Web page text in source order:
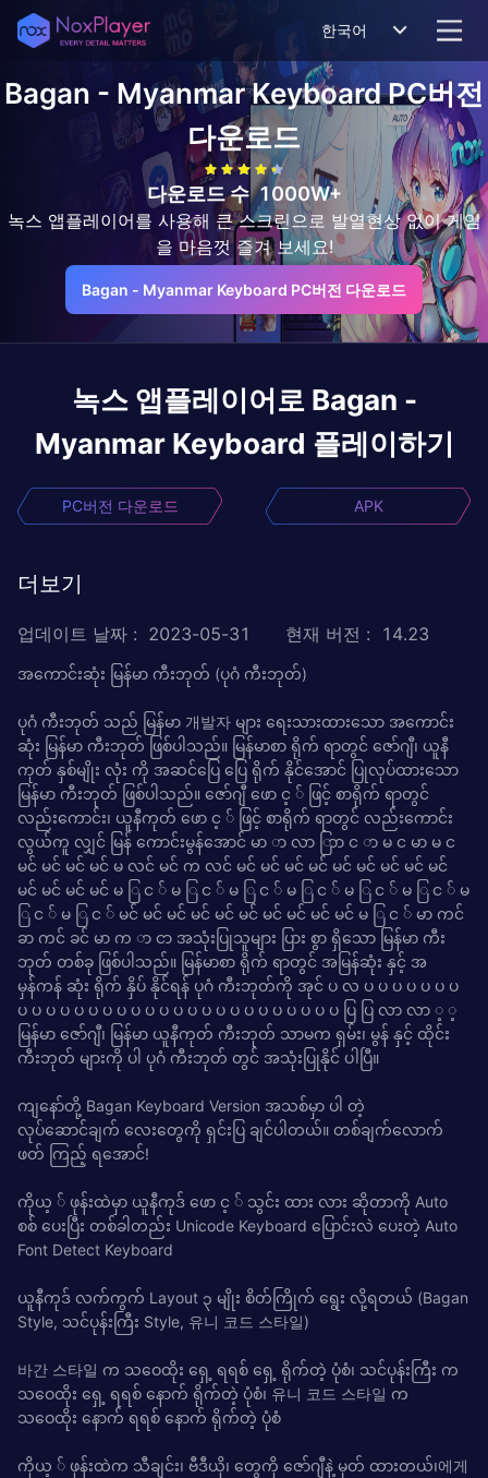
한국어
Bagan - Myanmar KeyboardPC버전
다운로드
다운로드 수 1000W+
녹스 앱플레이어를 사용해 큰 스크린으로 발열현상 없이 게임
을 마음껏 즐겨 보세요!
Bagan - Myanmar Keyboard PC버전 다운로드
녹스 앱플레이어로 Bagan -
Myanmar Keyboard 플레이하기
PC버전 다운로드 APK
더보기
업데이트 날짜 : 2023-05-31 현재 버전 : 14.23
အကောင်းဆုံး မြန်မာ ကီးဘုတ် (ပုဂံ ကီးဘုတ်)
ပုဂံ ကီးဘုတ် သည် မြန်မာ 개발자 များ ရေးသားထားသော အကောင်း
ဆုံး မြန်မာ ကီးဘုတ် ဖြစ်ပါသည်။ မြန်မာစာ ရိုက် ရာတွင် ဇော်ဂျီ၊ ယူနီ
ကုတ် နှစ်မျိုး လုံး ကို အဆင်ပြေ ပြေ ရိုက် နိုင်အောင် ပြုလုပ်ထားသော
မြန်မာ ကီးဘုတ် ဖြစ်ပါသည်။ ဇော်ဂျီ ဖော င့ ် ဖြင့် စာရိုက် ရာတွင်
လည်းကောင်း၊ ယူနီကုတ် ဖော င့ ် ဖြင့် စာရိုက် ရာတွင် လည်းကောင်း
လွယ်ကူ လျှင် မြန် ကောင်းမွန်အောင် မာ ာ လာ ြာာ င ာ မ င မာ မ င
မင် မင် မင် မင် မ လင် မင် က လင် မင် မင် မင် မင် မင် မင် မင် မင် မင်
မင် မင် မင် မင် မ ြ င ် မ ြ င ် မ ြ င ် မ ြ င ် မ ြ င ် မ ြ င ် မ
ြ င ် မ ြ င ် မင် မင် မင် မင် မင် မင် မင် မင် မင် မင် မ ြ င ် မာ ကင်
ခာ ကင် ခင် မာ က ာ ငာ အသုံးပြုသူများ ပြား စွာ ရှိသော မြန်မာ ကီး
ဘုတ် တစ်ခု ဖြစ်ပါသည်။ မြန်မာစာ ရိုက် ရာတွင် အမြန်ဆုံး နှင့် အ
မှန်ကန် ဆုံး ရိုက် နှိပ် နိုင်ရန် ပုဂံ ကီးဘုတ်ကို အုင် ပ လ ပ ပ ပ ပ ပ ပ ပ
ပ ပ ပ ပ ပ ပ ပ ပ ပ ပ ပ ပ ပ ပ ပ ပ ပ ပ ပ ပ ပ ပ ပ ပြ ပြ လာ လာ ့ ့
မြန်မာ ဇော်ဂျီ၊ မြန်မာ ယူနီကုတ် ကီးဘုတ် သာမက ရှမ်း၊ မွန် နှင့် ထိုင်း
ကီးဘုတ် များကို ပါ ပုဂံ ကီးဘုတ် တွင် အသုံးပြုနိုင် ပါပြီ။
ကျနော်တို့ Bagan Keyboard Version အသစ်မှာ ပါ တဲ့
လုပ်ဆောင်ချက် လေးတွေကို ရှင်းပြ ချင်ပါတယ်။ တစ်ချက်လောက်
ဖတ် ကြည့် ရအောင်!
ကိုယ့ ် ဖုန်းထဲမှာ ယူနီကုဒ် ဖော င့ ် သွင်း ထား လား ဆိုတာကို Auto
စစ် ပေးပြီး တစ်ခါတည်း Unicode Keyboard ပြောင်းလဲ ပေးတဲ့ Auto
Font Detect Keyboard
ယူနီကုဒ် လက်ကွက် Layout ၃ မျိုး စိတ်ကြိုက် ရွေး လို့ရတယ် (Bagan
Style, သင်ပုန်းကြီး Style, 유니 코드 스타일)
바간 스타일 က သဝေထိုး ရှေ့ ရရစ် ရှေ့ ရိုက်တဲ့ ပုံစံ၊ သင်ပုန်းကြီး က
သဝေထိုး ရှေ့ ရရစ် နောက် ရိုက်တဲ့ ပုံစံ၊ 유니 코드 스타일 က
သဝေထိုး နောက် ရရစ် နောက် ရိုက်တဲ့ ပုံစံ
ကိုယ့ ် ဖုန်းထဲက သီချင်း၊ ဗီဒီယို၊ တွေကို ဇော်ဂျီနဲ့ မှတ် ထားတယ်၊에게